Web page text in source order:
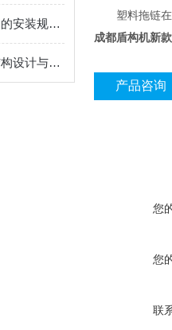
煤矿用液压立柱保护套的安装规范与使用寿命提升方案
液压支架立柱防尘罩结构设计与密封防护原理
塑料拖链在
成都盾构机新
产品咨询
您
您
联